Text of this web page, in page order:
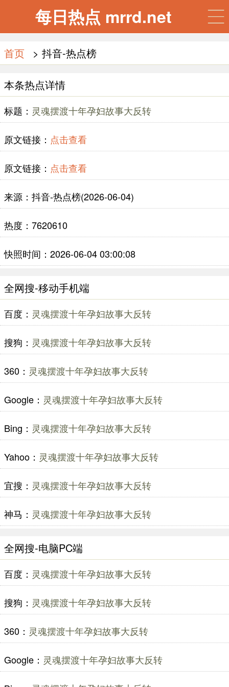
每日热点 mrrd.net
首页 > 抖音-热点榜
本条热点详情
标题： 灵魂摆渡十年孕妇故事大反转
原文链接： 点击查看
原文链接： 点击查看
来源：抖音-热点榜(2026-06-04)
热度：7620610
快照时间：2026-06-04 03:00:08
全网搜-移动手机端
百度： 灵魂摆渡十年孕妇故事大反转
搜狗： 灵魂摆渡十年孕妇故事大反转
360： 灵魂摆渡十年孕妇故事大反转
Google： 灵魂摆渡十年孕妇故事大反转
Bing： 灵魂摆渡十年孕妇故事大反转
Yahoo： 灵魂摆渡十年孕妇故事大反转
宜搜： 灵魂摆渡十年孕妇故事大反转
神马： 灵魂摆渡十年孕妇故事大反转
全网搜-电脑PC端
百度： 灵魂摆渡十年孕妇故事大反转
搜狗： 灵魂摆渡十年孕妇故事大反转
360： 灵魂摆渡十年孕妇故事大反转
Google： 灵魂摆渡十年孕妇故事大反转